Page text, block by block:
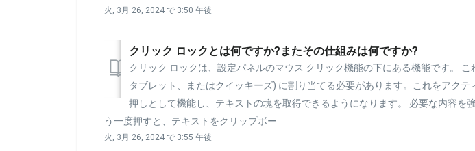
火, 3月 26, 2024 で 3:50 午後
クリック ロックとは何ですか?またその仕組みは何ですか?
クリック ロックは、設定パネルのマウス クリック機能の下にある機能です。 こ
タブレット、またはクイッキーズ) に割り当てる必要があります。これをアクテ
押しとして機能し、テキストの塊を取得できるようになります。 必要な内容を
う一度押すと、テキストをクリップボー...
火, 3月 26, 2024 で 3:55 午後